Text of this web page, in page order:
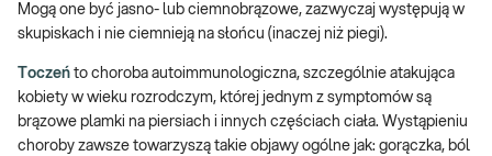
Mogą one być jasno- lub ciemnobrązowe, zazwyczaj występują w
skupiskach i nie ciemnieją na słońcu (inaczej niż piegi).
Toczeń to choroba autoimmunologiczna, szczególnie atakująca
kobiety w wieku rozrodczym, której jednym z symptomów są
brązowe plamki na piersiach i innych częściach ciała. Wystąpieniu
choroby zawsze towarzyszą takie objawy ogólne jak: gorączka, ból